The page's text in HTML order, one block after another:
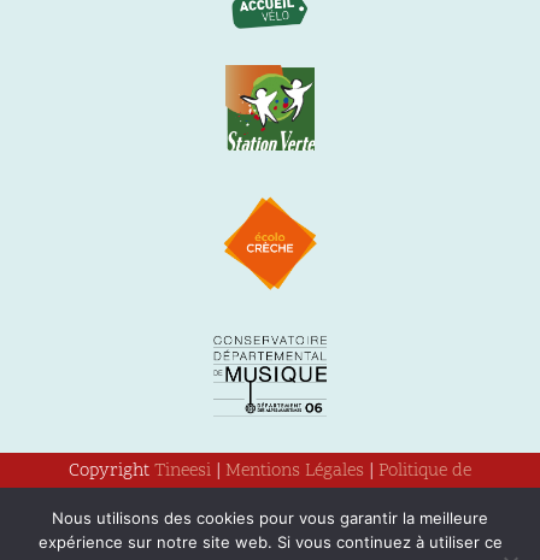
CopyrightTineesi| Mentions Légales
Politique de
Nous utilisons des cookies pour vous garantir la meilleure
expérience sur notre site web. Si vous continuez à utiliser ce